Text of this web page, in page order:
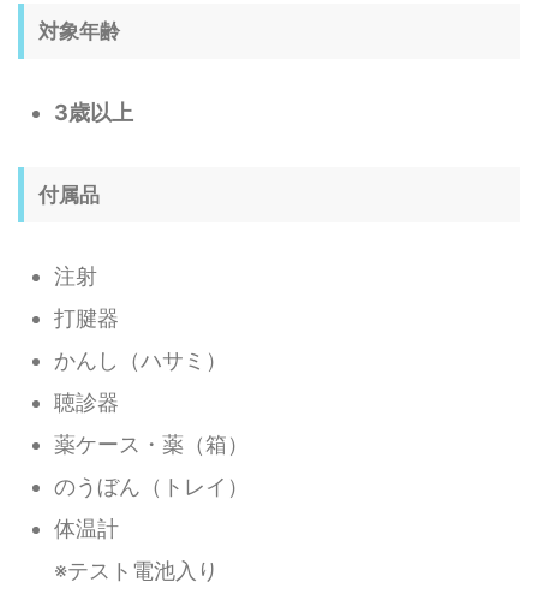
対象年齢
3歳以上
付属品
注射
打腱器
かんし（ハサミ）
聴診器
薬ケース・薬（箱）
のうぼん（トレイ）
体温計
※テスト電池入り